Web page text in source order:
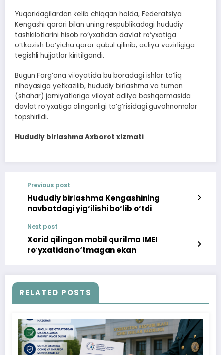
Yuqoridagilardan kelib chiqqan holda, Federatsiya
Kengashi qarori bilan uning respublikadagi hududiy
tashkilotlarini hisob ro‘yxatidan davlat ro‘yxatiga
o‘tkazish bo‘yicha qaror qabul qilinib, adliya vazirligiga
tegishli hujjatlar kiritilgandi.
Bugun Farg‘ona viloyatida bu boradagi ishlar to‘liq
nihoyasiga yetkazilib, hududiy birlashma va tuman
(shahar) jamiyatlariga viloyat adliya boshqarmasida
davlat ro‘yxatiga olinganligi to‘g‘risidagi guvohnomalar
topshirildi.
Hududiy birlashma Axborot xizmati
Previous post
Hududiy birlashma Kengashining
navbatdagi yig‘ilishi bo‘lib o‘tdi
Next post
Xarid qilingan mobil qurilma IMEI
ro‘yxatidan o‘tmagan ekan
RELATED POSTS